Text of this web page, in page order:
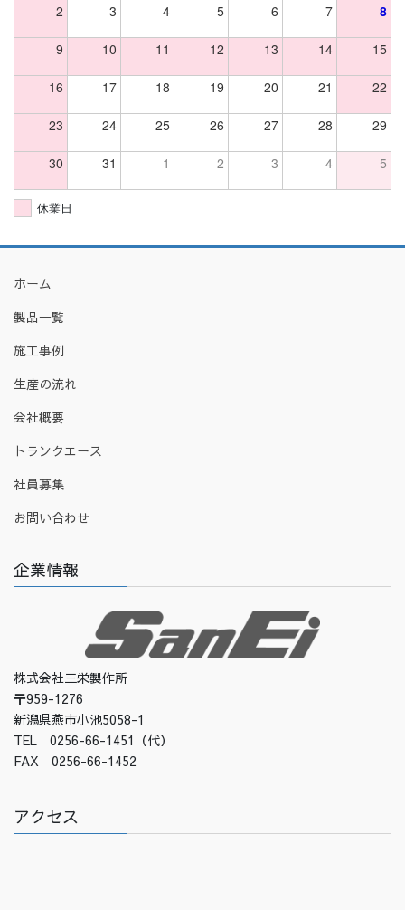
2 3 4 5 6 7 8
9 10 11 12 13 14 15
16 17 18 19 20 21 22
23 24 25 26 27 28 29
30 31 1 2 3 4 5
休業日
ホーム
製品一覧
施工事例
生産の流れ
会社概要
トランクエース
社員募集
お問い合わせ
企業情報
株式会社三栄製作所
〒959-1276
新潟県燕市小池5058-1
TEL 0256-66-1451（代）
FAX 0256-66-1452
アクセス